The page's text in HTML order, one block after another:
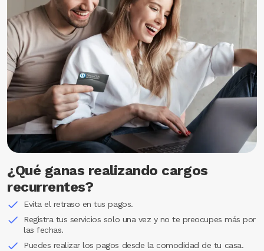
¿Qué ganas realizando cargos
recurrentes?
Evita el retraso en tus pagos.
Registra tus servicios solo una vez y no te preocupes más por
las fechas.
Puedes realizar los pagos desde la comodidad de tu casa.